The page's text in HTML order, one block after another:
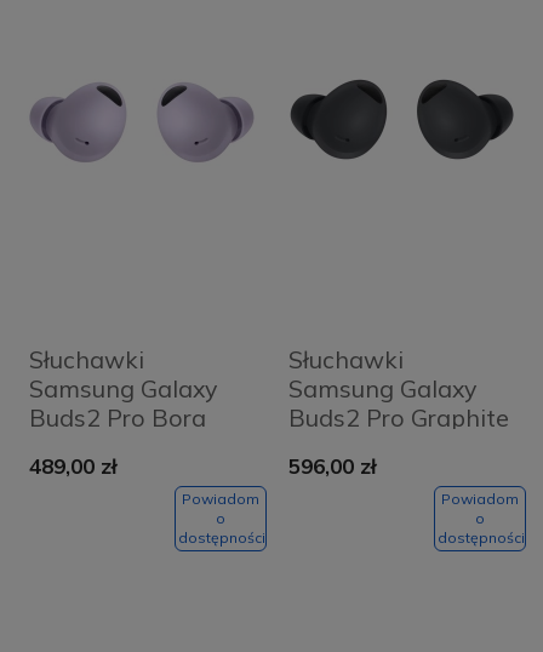
Słuchawki
Samsung Galaxy
Buds2 Pro Bora
489,00 zł
Powiadom
o
dostępności
Słuchawki
Samsung Galaxy
Buds2 Pro Graphite
596,00 zł
Powiadom
o
dostępności